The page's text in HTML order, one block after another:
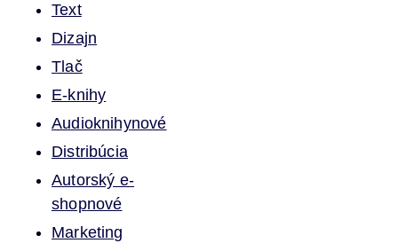
Text
Dizajn
Tlač
E-knihy
Audioknihynové
Distribúcia
Autorský e-
shopnové
Marketing